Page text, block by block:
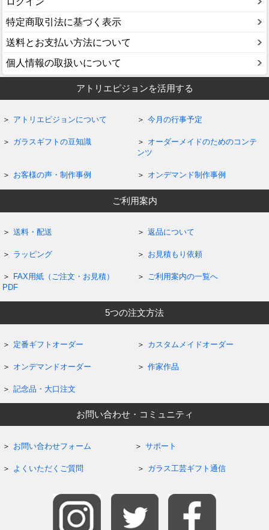
特定商取引法に基づく表示
送料とお支払い方法について
個人情報の取扱いについて
アトリエピジョンを活用する
アトリエピジョンについて 今月の行事予定
ガラスギフトの豆知識
オーダーメイドのためのコンテ
ンツ
お客様の声・制作事例 オンデマンド制作事例
ご利用案内
送料・配送 返品について
ラッピング お見積もり依頼
FAX用紙（ご注文・お見積）
PDF
ご利用案内の一覧へ
5つの注文方法
定番ギフトオーダー カスタムメイドオーダー
オンデマンドオーダー 作家作品
記念品・大口注文
お問い合わせ・コミュニティ
お問い合わせフォーム サポート
よくいただくご質問 ガラス工芸ギフト通信